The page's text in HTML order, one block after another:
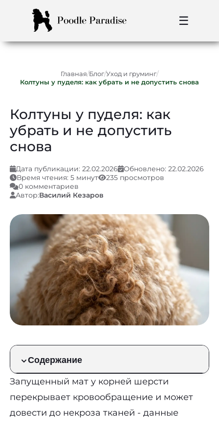
☰
Главная/Блог/Уход и груминг/
Колтуны у пуделя: как убрать и не допустить снова
Колтуны у пуделя: как
убрать и не допустить
снова
Дата публикации: 22.02.2026
Обновлено: 22.02.2026
Время чтения: 5 минут
235 просмотров
0 комментариев
Автор:Василий Кезаров
Запущенный мат у корней шерсти
перекрывает кровообращение и может
довести до некроза тканей - данные
Содержание